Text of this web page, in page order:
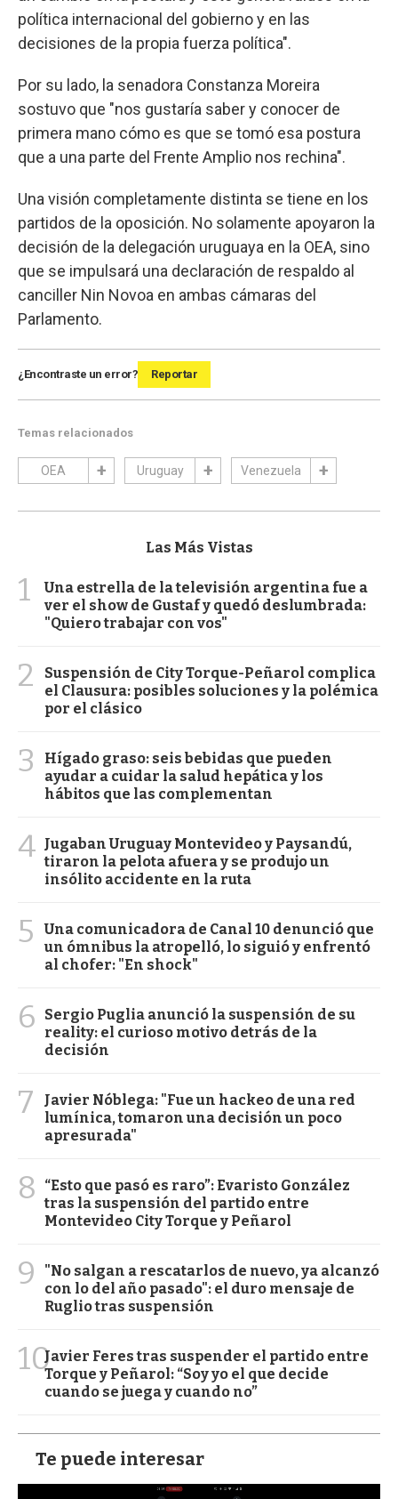
política internacional del gobierno y en las
decisiones de la propia fuerza política".
Por su lado, la senadora Constanza Moreira
sostuvo que "nos gustaría saber y conocer de
primera mano cómo es que se tomó esa postura
que a una parte del Frente Amplio nos rechina".
Una visión completamente distinta se tiene en los
partidos de la oposición. No solamente apoyaron la
decisión de la delegación uruguaya en la OEA, sino
que se impulsará una declaración de respaldo al
canciller Nin Novoa en ambas cámaras del
Parlamento.
¿Encontraste un error? Reportar
Temas relacionados
OEA Uruguay Venezuela
Las Más Vistas
1
Una estrella de la televisión argentina fue a
ver el show de Gustaf y quedó deslumbrada:
"Quiero trabajar con vos"
2
Suspensión de City Torque-Peñarol complica
el Clausura: posibles soluciones y la polémica
por el clásico
3
Hígado graso: seis bebidas que pueden
ayudar a cuidar la salud hepática y los
hábitos que las complementan
4 Jugaban Uruguay Montevideo y Paysandú,
tiraron la pelota afuera y se produjo un
insólito accidente en la ruta
5
Una comunicadora de Canal 10 denunció que
un ómnibus la atropelló, lo siguió y enfrentó
al chofer: "En shock"
6
Sergio Puglia anunció la suspensión de su
reality: el curioso motivo detrás de la
decisión
7
Javier Nóblega: "Fue un hackeo de una red
lumínica, tomaron una decisión un poco
apresurada"
8
“Esto que pasó es raro”: Evaristo González
tras la suspensión del partido entre
Montevideo City Torque y Peñarol
9
"No salgan a rescatarlos de nuevo, ya alcanzó
con lo del año pasado": el duro mensaje de
Ruglio tras suspensión
10Javier Feres tras suspender el partido entre
Torque y Peñarol: “Soy yo el que decide
cuando se juega y cuando no”
Te puede interesar